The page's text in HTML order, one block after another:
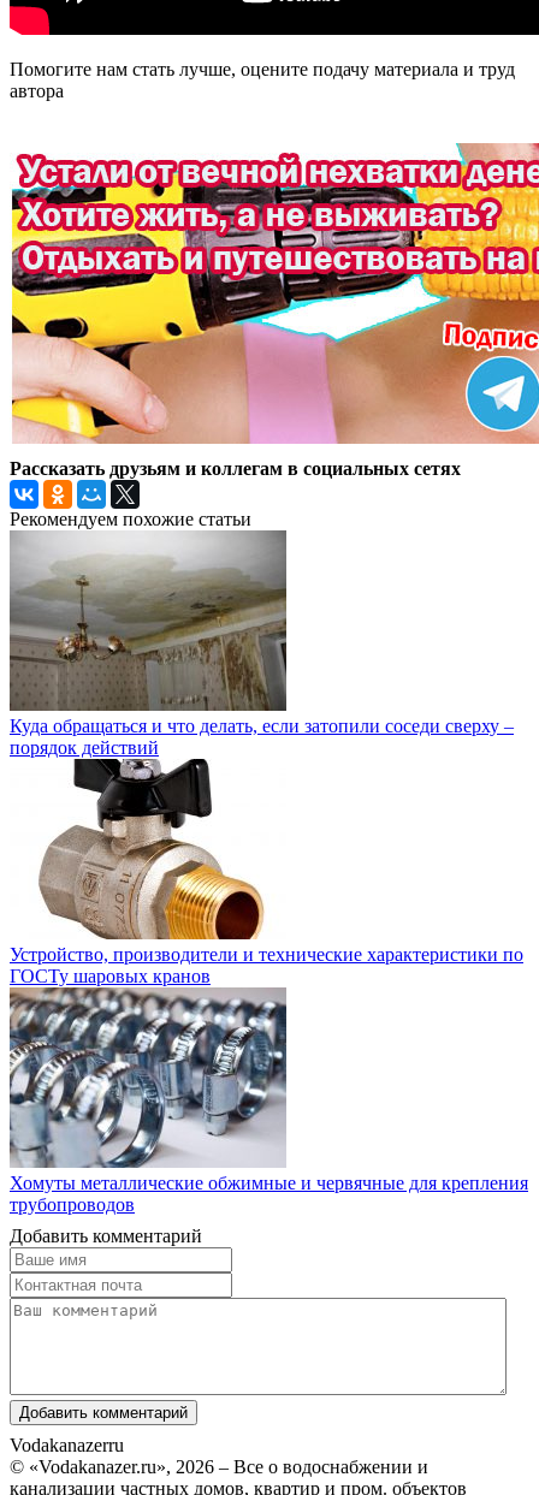
Помогите нам стать лучше, оцените подачу материала и труд
автора
Рассказать друзьям и коллегам в социальных сетях
Рекомендуем похожие статьи
Куда обращаться и что делать, если затопили соседи сверху –
порядок действий
Устройство, производители и технические характеристики по
ГОСТу шаровых кранов
Хомуты металлические обжимные и червячные для крепления
трубопроводов
Добавить комментарий
Vodakanazerru
© «Vodakanazer.ru», 2026 – Все о водоснабжении и
канализации частных домов, квартир и пром. объектов